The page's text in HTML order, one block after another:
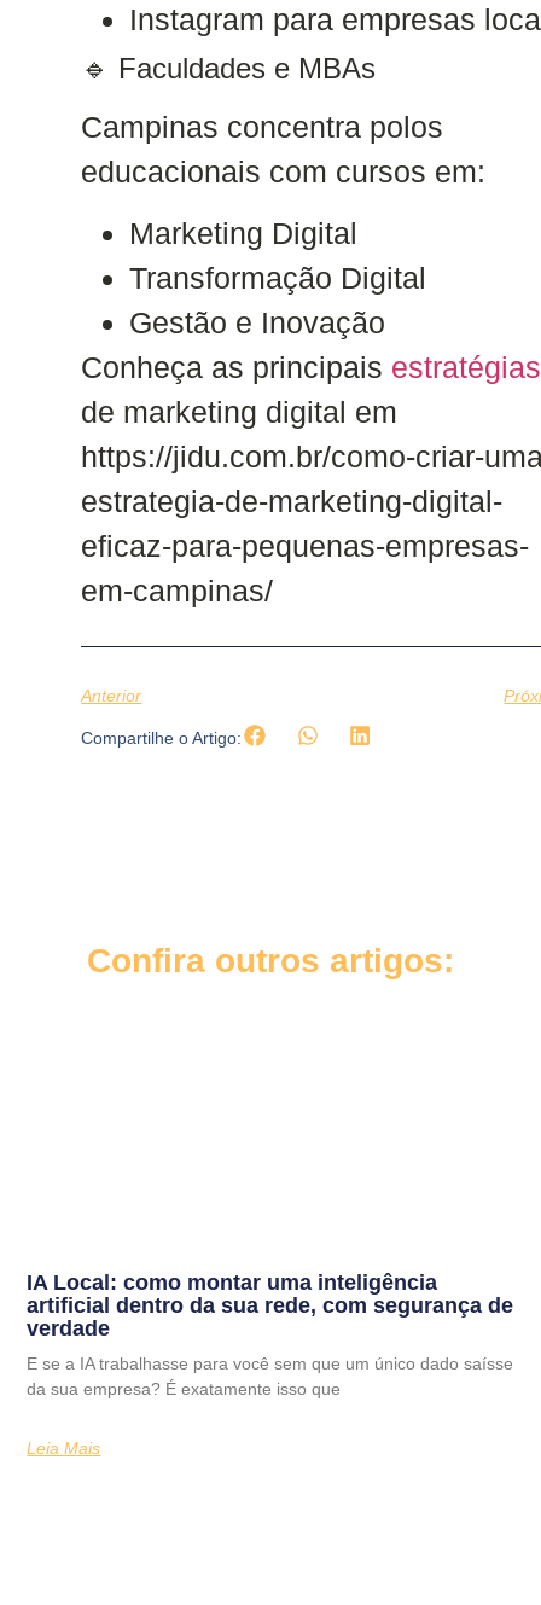
Instagram para empresas
🔹 Faculdades e MBAs
Campinas concentra polos
educacionais com cursos em:
Marketing Digital
Transformação Digital
Gestão e Inovação
Conheça as principais estratégias
de marketing digital em
https://jidu.com.br/como-criar-
estrategia-de-marketing-digital-
eficaz-para-pequenas-empresas-
em-campinas/
Anterior
Compartilhe o Artigo:
Confira outros artigos:
IA Local: como montar uma inteligência
artificial dentro da sua rede, com segurança de
verdade
E se a IA trabalhasse para você sem que um único dado saísse
da sua empresa? É exatamente isso que
Leia Mais